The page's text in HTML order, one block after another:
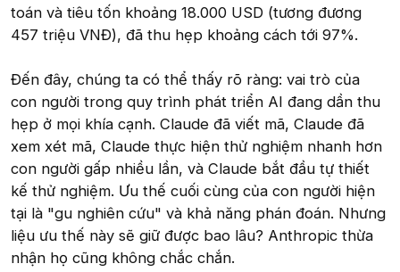
toán và tiêu tốn khoảng 18.000 USD (tương đương
457 triệu VNĐ), đã thu hẹp khoảng cách tới 97%.
Đến đây, chúng ta có thể thấy rõ ràng: vai trò của
con người trong quy trình phát triển AI đang dần thu
hẹp ở mọi khía cạnh. Claude đã viết mã, Claude đã
xem xét mã, Claude thực hiện thử nghiệm nhanh hơn
con người gấp nhiều lần, và Claude bắt đầu tự thiết
kế thử nghiệm. Ưu thế cuối cùng của con người hiện
tại là "gu nghiên cứu" và khả năng phán đoán. Nhưng
liệu ưu thế này sẽ giữ được bao lâu? Anthropic thừa
nhận họ cũng không chắc chắn.